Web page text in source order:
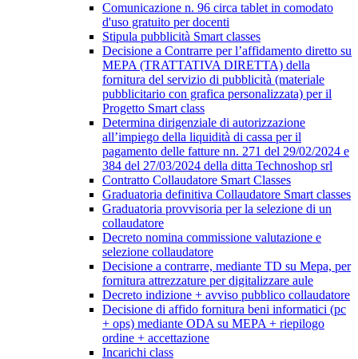
Comunicazione n. 96 circa tablet in comodato
d'uso gratuito per docenti
Stipula pubblicità Smart classes
Decisione a Contrarre per l’affidamento diretto su
MEPA (TRATTATIVA DIRETTA) della
fornitura del servizio di pubblicità (materiale
pubblicitario con grafica personalizzata) per il
Progetto Smart class
Determina dirigenziale di autorizzazione
all’impiego della liquidità di cassa per il
pagamento delle fatture nn. 271 del 29/02/2024 e
384 del 27/03/2024 della ditta Technoshop srl
Contratto Collaudatore Smart Classes
Graduatoria definitiva Collaudatore Smart classes
Graduatoria provvisoria per la selezione di un
collaudatore
Decreto nomina commissione valutazione e
selezione collaudatore
Decisione a contrarre, mediante TD su Mepa, per
fornitura attrezzature per digitalizzare aule
Decreto indizione + avviso pubblico collaudatore
Decisione di affido fornitura beni informatici (pc
+ ops) mediante ODA su MEPA + riepilogo
ordine + accettazione
Incarichi class